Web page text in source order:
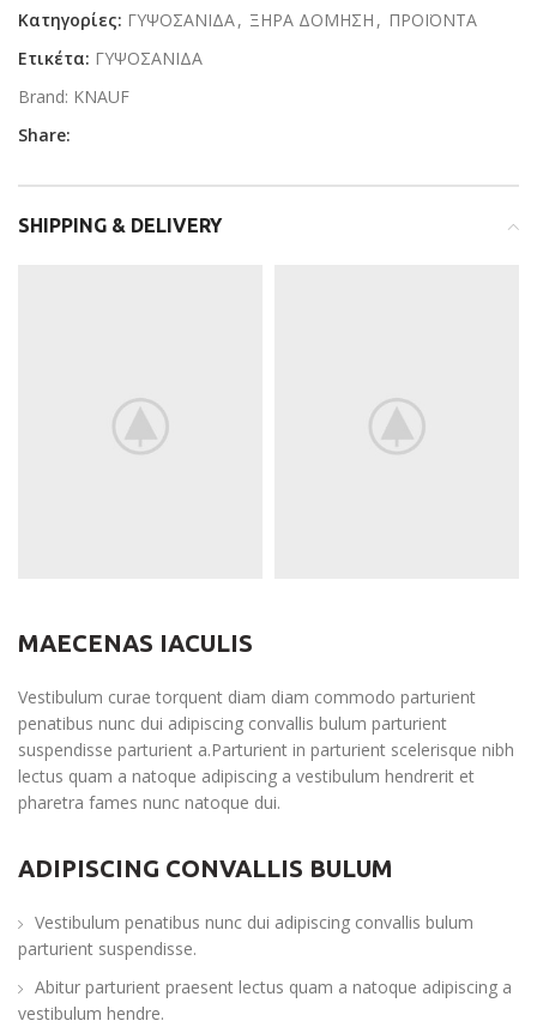
Κατηγορίες: ΓΥΨΟΣΑΝΙΔΑ, ΞΗΡΑ ΔΟΜΗΣΗ , ΠΡΟΪΟΝΤΑ
Ετικέτα: ΓΥΨΟΣΑΝΙΔΑ
Brand: KNAUF
Share:
SHIPPING & DELIVERY
MAECENAS IACULIS
Vestibulum curae torquent diam diam commodo parturient
penatibus nunc dui adipiscing convallis bulum parturient
suspendisse parturient a.Parturient in parturient scelerisque nibh
lectus quam a natoque adipiscing a vestibulum hendrerit et
pharetra fames nunc natoque dui.
ADIPISCING CONVALLIS BULUM
Vestibulum penatibus nunc dui adipiscing convallis bulum
parturient suspendisse.
Abitur parturient praesent lectus quam a natoque adipiscing a
vestibulum hendre.